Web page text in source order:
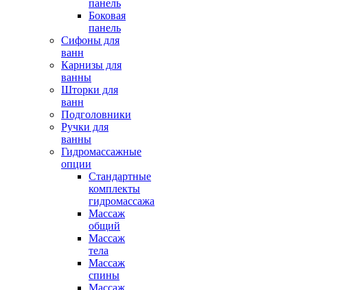
панель
Боковая
панель
Сифоны для
ванн
Карнизы для
ванны
Шторки для
ванн
Подголовники
Ручки для
ванны
Гидромассажные
опции
Стандартные
комплекты
гидромассажа
Массаж
общий
Массаж
тела
Массаж
спины
Массаж